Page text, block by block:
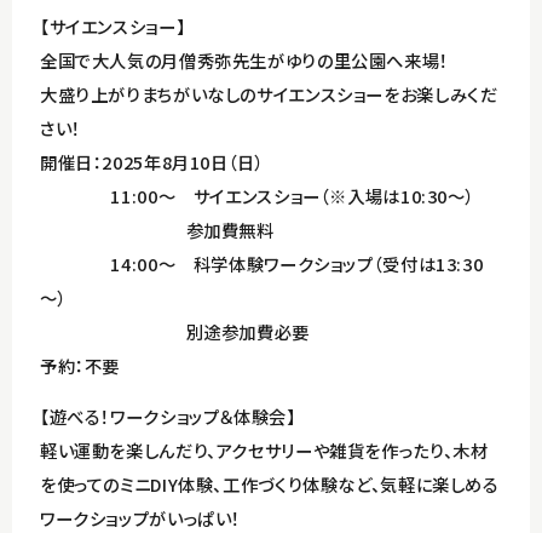
【サイエンスショー】
全国で大人気の月僧秀弥先生がゆりの里公園へ来場！
大盛り上がりまちがいなしのサイエンスショーをお楽しみくだ
さい！
開催日：2025年8月10日（日）
11:00～ サイエンスショー（※入場は10:30～）
参加費無料
14:00～ 科学体験ワークショップ（受付は13:30
～）
別途参加費必要
予約：不要
【遊べる！ワークショップ＆体験会】
軽い運動を楽しんだり、アクセサリーや雑貨を作ったり、木材
を使ってのミニDIY体験、工作づくり体験など、気軽に楽しめる
ワークショップがいっぱい！